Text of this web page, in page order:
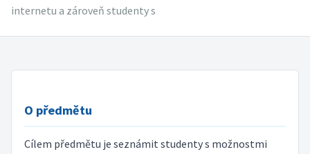
internetu a zároveň studenty s
O předmětu
Cílem předmětu je seznámit studenty s možnostmi